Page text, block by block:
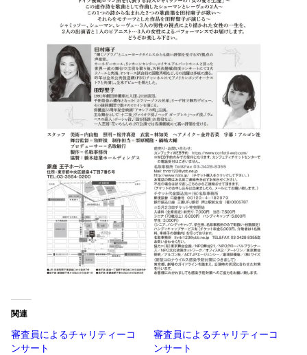
関連
審査員によるチャリティーコ
ンサート
審査員によるチャリティーコ
ンサート